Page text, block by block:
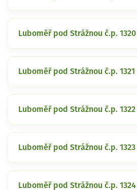
Luboměř pod Strážnou č.p. 1320
Luboměř pod Strážnou č.p. 1321
Luboměř pod Strážnou č.p. 1322
Luboměř pod Strážnou č.p. 1323
Luboměř pod Strážnou č.p. 1324